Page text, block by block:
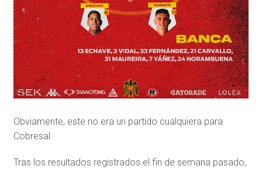
Obviamente, este no era un partido cualquiera para
Cobresal.
Tras los resultados registrados el fin de semana pasado,